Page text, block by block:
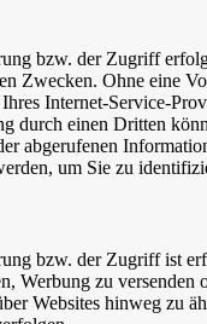
bzw. der Zugriff
Zwecken. Ohne eine
Internet-Service-
durch einen Dritten
abgerufenen
um Sie zu
bzw. der Zugriff ist
Werbung zu versenden
Websites hinweg zu